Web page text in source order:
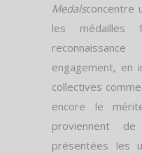
Medalsconcentre
les
engagement, en
collectives
encore le
proviennent de
présentées les